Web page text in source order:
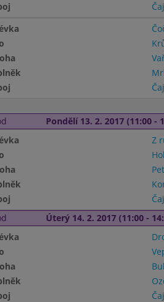
Čaj
Čaj
Pondělí 13. 2. 2017 (11:00 -
Z
Čaj
Úterý 14. 2. 2017 (11:00 -
Čaj